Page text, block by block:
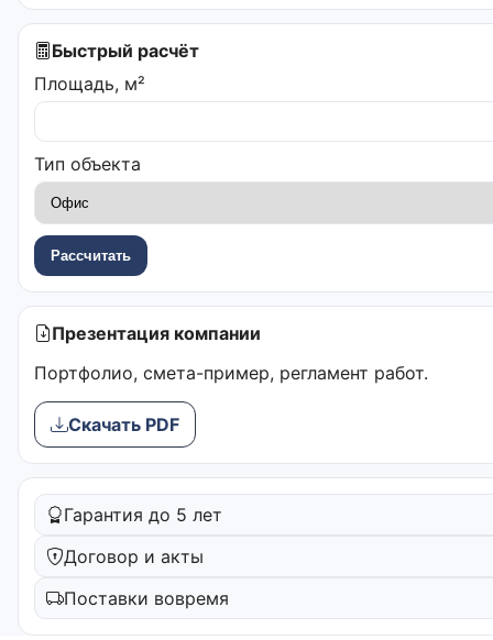
Быстрый расчёт
Площадь, м²
Тип объекта
Рассчитать
Презентация компании
Портфолио, смета-пример, регламент работ.
Скачать PDF
Гарантия до 5 лет
Договор и акты
Поставки вовремя